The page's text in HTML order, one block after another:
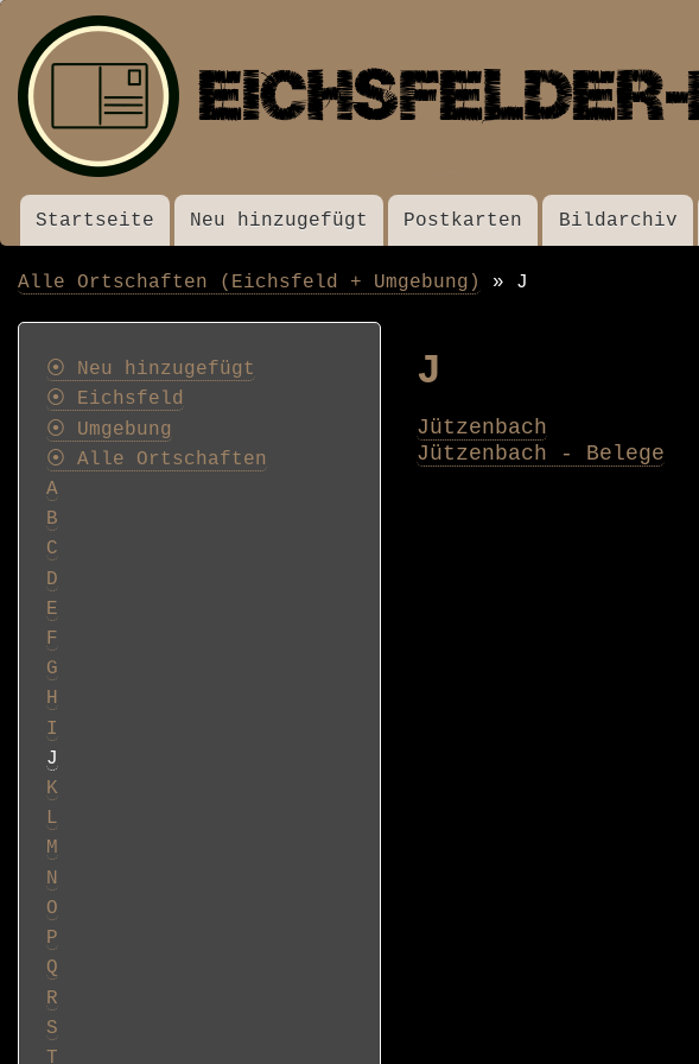
MenüStartseite Neu hinzugefügt Postkarten Bildarchiv
Alle Ortschaften (Eichsfeld + Umgebung) J
J
Jützenbach
Jützenbach - Belege
Postkarten
⦿ Neu hinzugefügt
⦿ Eichsfeld
⦿ Umgebung
⦿ Alle Ortschaften
A
B
C
D
E
F
G
H
I
J
K
L
M
N
O
P
Q
R
S
T